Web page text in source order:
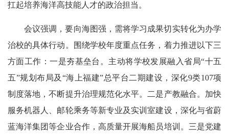
扛起培养海洋高技能人才的政治担当。
会议强调，要向海图强，需将学习成果切实转化为办学
治校的具体行动。围绕学校年度重点任务，着力推进以下三
方面工作：一是夯基垒台。主动将学校发展融入省局“十五
五”规划布局及“海上福建”总平台二期建设，深化9类107项
制度落地，不断提升治理规范化水平。二是产教融合。加快
服务机器人、邮轮乘务等新专业及实训室建设，深化与省蔚
蓝海洋集团等企业合作，高质量开展海船员培训。三是党建